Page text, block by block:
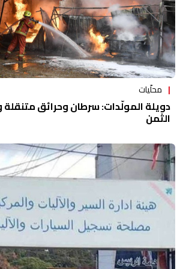
محلّيات
دويلة المولّدات: سرطان وحرائق
الثمن